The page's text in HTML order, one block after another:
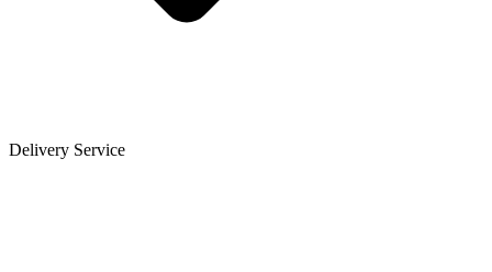
Delivery Service